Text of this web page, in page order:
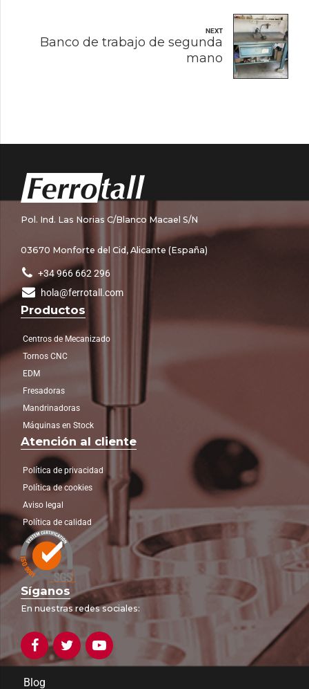
NEXT
Banco de trabajo de segunda
mano
Pol. Ind. Las Norias C/Blanco Macael S/N
03670 Monforte del Cid, Alicante (España)
+34 966 662 296
hola@ferrotall.com
Productos
Centros de Mecanizado
Tornos CNC
EDM
Fresadoras
Mandrinadoras
Máquinas en Stock
Atención al cliente
Política de privacidad
Política de cookies
Aviso legal
Política de calidad
Síganos
En nuestras redes sociales:
Blog